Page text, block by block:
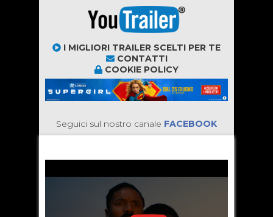
I MIGLIORI TRAILER SCELTI PER TE
CONTATTI
COOKIE POLICY
Seguici sul nostro canale FACEBOOK